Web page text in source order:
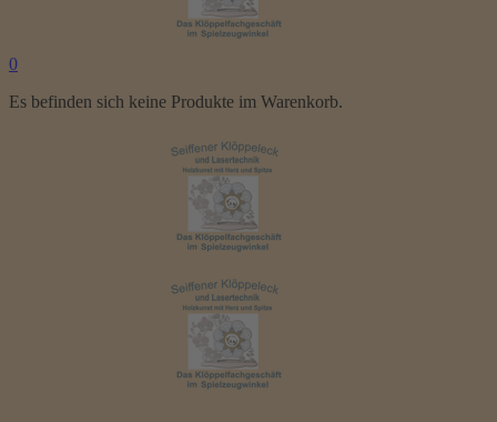
0
Es befinden sich keine Produkte im Warenkorb.